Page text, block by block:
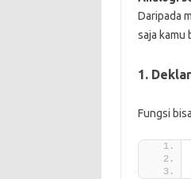
Daripada
saja kamu
1.
Fungsi